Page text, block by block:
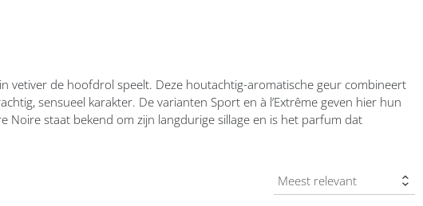
vetiver de hoofdrol speelt. Deze houtachtig-aromatische geur combineert
sensueel karakter. De varianten Sport en à l’Extrême geven hier hun
Noire staat bekend om zijn langdurige sillage en is het parfum dat